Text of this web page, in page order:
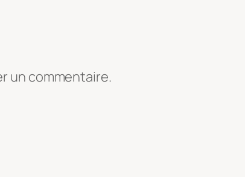
un commentaire.